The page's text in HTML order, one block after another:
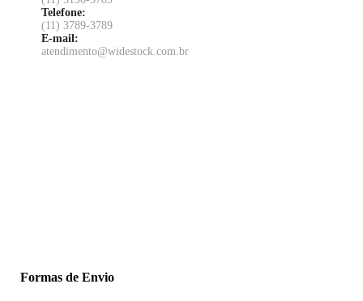
Telefone:
(11) 3789-3789
E-mail:
atendimento@widestock.com.br
Formas de Envio